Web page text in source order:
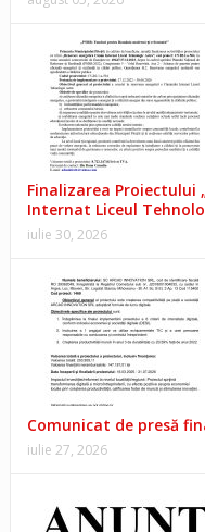
Finalizarea Proiectului
Internat Liceul
iulie 30, 2026
Comunicat de presă
iulie 27, 2026